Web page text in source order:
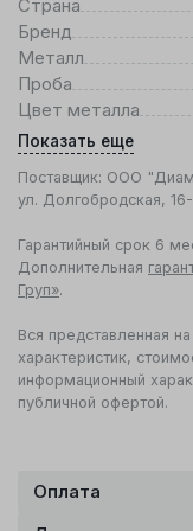
Страна
Бренд
Металл
Проба
Цвет металла
Показать еще
Поставщик: ООО
ул. Долгобродская,
Гарантийный срок 6
Дополнительная
Груп».
Вся представленная
характеристик,
информационный
публичной офертой.
Оплата